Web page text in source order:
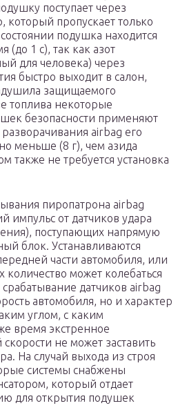
поступает через
который пропускает только
подушка находится
(до 1 с), так как азот
для человека) через
быстро выходит в салон,
защищаемого
топлива некоторые
безопасности применяют
airbag его
меньше (8 г), чем азида
также не требуется установка
пиропатрона airbag
импульс от датчиков удара
поступающих напрямую
блок. Устанавливаются
части автомобиля, или
количество может колебаться
срабатывание датчиков airbag
автомобиля, но и характер
углом, с каким
время экстренное
не может заставить
На случай выхода из строя
системы снабжены
который отдает
для открытия подушек